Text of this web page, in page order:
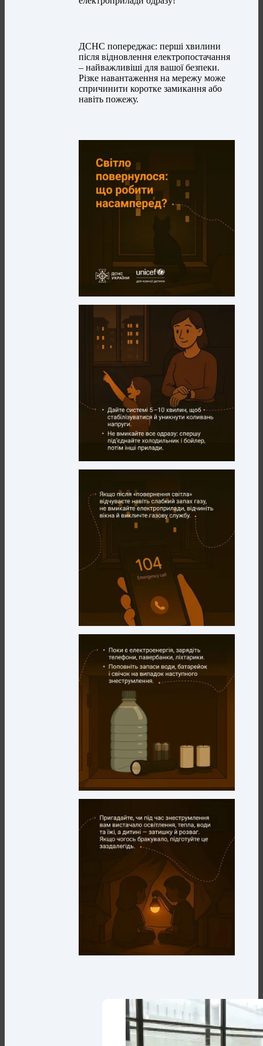
ДСНС попереджає: перші хвилини
після відновлення електропостачання
– найважливіші для вашої безпеки.
Різке навантаження на мережу може
спричинити коротке замикання або
навіть пожежу.